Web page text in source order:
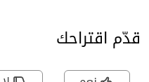
قدّم اقتراحك